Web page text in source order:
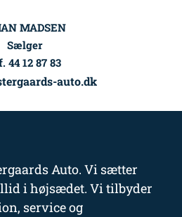
MADSEN
Sælger
44 12 87 83
auto.dk
Auto. Vi sætter
i højsædet. Vi tilbyder
service og